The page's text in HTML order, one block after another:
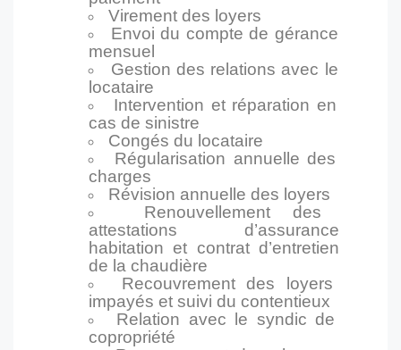
Virement des loyers
Envoi du compte de gérance
mensuel
Gestion des relations avec le
locataire
Intervention et réparation en
cas de sinistre
Congés du locataire
Régularisation annuelle des
charges
Révision annuelle des loyers
Renouvellement des
attestations d’assurance
habitation et contrat d’entretien
de la chaudière
Recouvrement des loyers
impayés et suivi du contentieux
Relation avec le syndic de
copropriété